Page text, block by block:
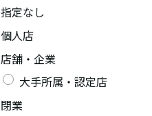
指定なし
個人店
店舗・企業
大手所属・認定店
閉業